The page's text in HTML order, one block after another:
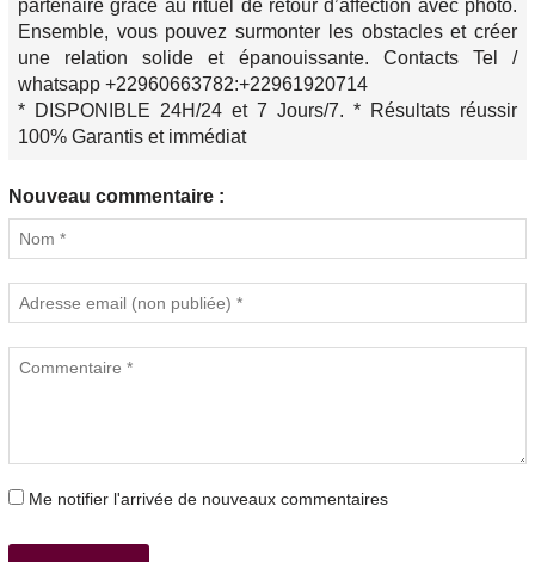
partenaire grâce au rituel de retour d’affection avec photo.
Ensemble, vous pouvez surmonter les obstacles et créer
une relation solide et épanouissante. Contacts Tel /
whatsapp +22960663782:+22961920714
* DISPONIBLE 24H/24 et 7 Jours/7. * Résultats réussir
100% Garantis et immédiat
Nouveau commentaire :
Me notifier l'arrivée de nouveaux commentaires